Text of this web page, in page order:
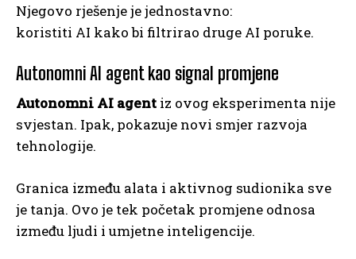
Njegovo rješenje je jednostavno:
koristiti AI kako bi filtrirao druge AI poruke.
Autonomni AI agent kao signal promjene
Autonomni AI agent iz ovog eksperimenta nije
svjestan. Ipak, pokazuje novi smjer razvoja
tehnologije.
Granica između alata i aktivnog sudionika sve
je tanja. Ovo je tek početak promjene odnosa
između ljudi i umjetne inteligencije.